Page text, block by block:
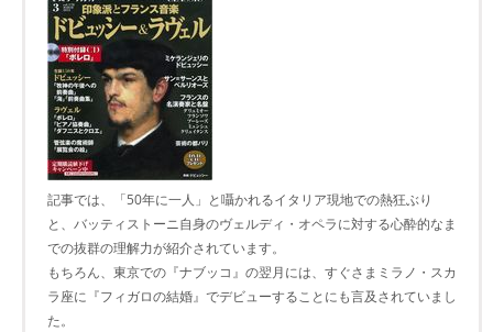
記事では、「50年に一人」と囁かれるイタリア現地での熱狂ぶり
と、バッティストーニ自身のヴェルディ・オペラに対する心酔的なま
での抜群の理解力が紹介されています。
もちろん、東京での『ナブッコ』の翌月には、すぐさまミラノ・スカ
ラ座に『フィガロの結婚』でデビューすることにも言及されていまし
た。